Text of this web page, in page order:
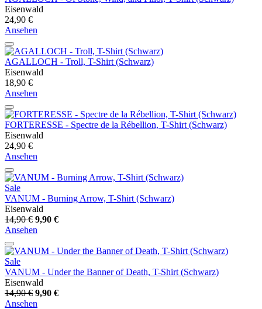
Eisenwald
24,90 €
Ansehen
AGALLOCH - Troll, T-Shirt (Schwarz)
Eisenwald
18,90 €
Ansehen
FORTERESSE - Spectre de la Rébellion, T-Shirt (Schwarz)
Eisenwald
24,90 €
Ansehen
Sale
VANUM - Burning Arrow, T-Shirt (Schwarz)
Eisenwald
14,90 € 9,90 €
Ansehen
Sale
VANUM - Under the Banner of Death, T-Shirt (Schwarz)
Eisenwald
14,90 € 9,90 €
Ansehen